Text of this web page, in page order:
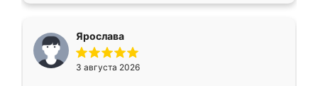
Ярослава
3 августа 2026